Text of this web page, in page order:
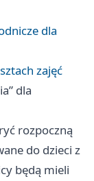
dla
zajęć
dla
rozpoczną
do dzieci z
będą mieli